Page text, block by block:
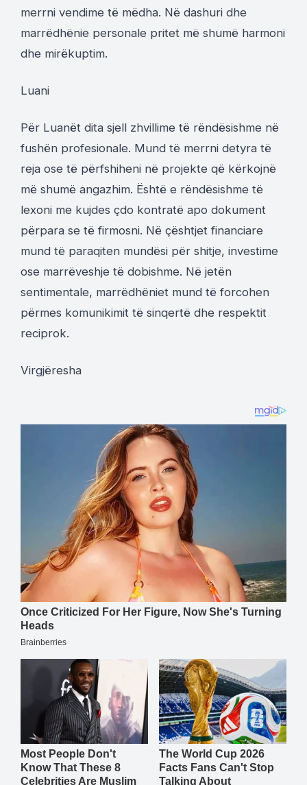
merrni vendime të mëdha. Në dashuri dhe
marrëdhënie personale pritet më shumë harmoni
dhe mirëkuptim.
Luani
Për Luanët dita sjell zhvillime të rëndësishme në
fushën profesionale. Mund të merrni detyra të
reja ose të përfshiheni në projekte që kërkojnë
më shumë angazhim. Është e rëndësishme të
lexoni me kujdes çdo kontratë apo dokument
përpara se të firmosni. Në çështjet financiare
mund të paraqiten mundësi për shitje, investime
ose marrëveshje të dobishme. Në jetën
sentimentale, marrëdhëniet mund të forcohen
përmes komunikimit të sinqertë dhe respektit
reciprok.
Virgjëresha